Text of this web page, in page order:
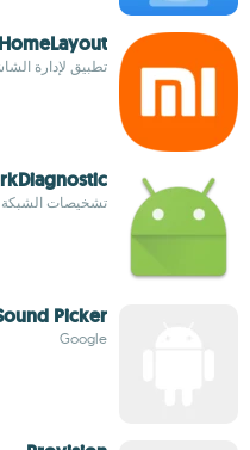
HomeLayout
تطبيق لإدارة
تشخيصات
Picker
Google